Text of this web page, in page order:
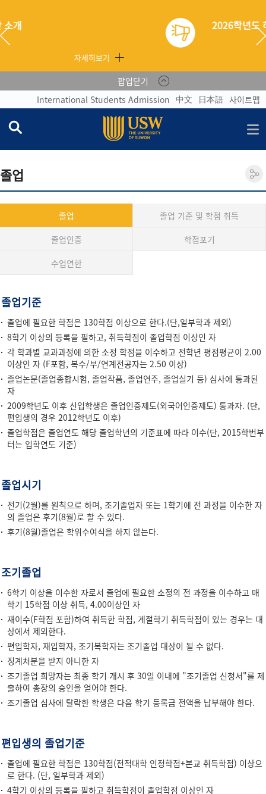
2026학년도 하계학기 현장실습생 후서류 제출 안내
팝업닫기
International Students Admission 中文 日本語 사이트맵
졸업
졸업
졸업 기준 및 학점 취득
졸업인증
학점포기
수업연한
졸
업
졸업기준
졸업에 필요한 학점은 130학점 이상으로 한다.(단,일부학과 제외)
8학기 이상의 등록을 필하고, 취득학점이 졸업학점 이상인 자
각 학과별 교과과정에 의한 소정 학점을 이수하고 전학년 평점평균이 2.00
이상인 자 (F포함, 복수/부/연계전공자는 2.50 이상)
졸업논문(졸업종합시험, 졸업작품, 졸업연주, 졸업실기 등) 심사에 통과된
자
2009학년도 이후 신입학생은 졸업인증제도(외국어인증제도) 통과자. (단,
편입생의 경우 2012학년도 이후)
졸업학점은 졸업연도 해당 졸업학년의 기준표에 따라 이수(단, 2015학번부
터는 입학연도 기준)
졸업시기
전기(2월)를 원칙으로 하며, 조기졸업자 또는 1학기에 전 과정을 이수한 자
의 졸업은 후기(8월)로 할 수 있다.
후기(8월)졸업은 학위수여식을 하지 않는다.
조기졸업
6학기 이상을 이수한 자로서 졸업에 필요한 소정의 전 과정을 이수하고 매
학기 15학점 이상 취득, 4.00이상인 자
재이수(F학점 포함)하여 취득한 학점, 계절학기 취득학점이 있는 경우는 대
상에서 제외한다.
편입학자, 재입학자, 조기복학자는 조기졸업 대상이 될 수 없다.
징계처분을 받지 아니한 자
조기졸업 희망자는 최종 학기 개시 후 30일 이내에 "조기졸업 신청서"를 제
출하여 총장의 승인을 얻어야 한다.
조기졸업 심사에 탈락한 학생은 다음 학기 등록금 전액을 납부해야 한다.
편입생의 졸업기준
졸업에 필요한 학점은 130학점(전적대학 인정학점+본교 취득학점) 이상으
로 한다. (단, 일부학과 제외)
4학기 이상의 등록을 필하고 취득학점이 졸업학점 이상인 자